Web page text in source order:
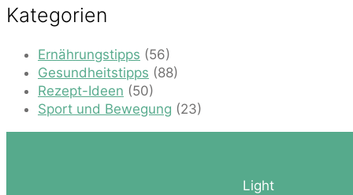
Kategorien
Ernährungstipps (56)
Gesundheitstipps (88)
Rezept-Ideen (50)
Sport und Bewegung (23)
Light